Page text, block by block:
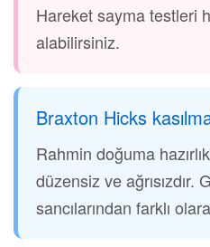
Hareket sayma testleri
alabilirsiniz.
Braxton Hicks
Rahmin doğuma
düzensiz ve ağrısızdır.
sancılarından farklı